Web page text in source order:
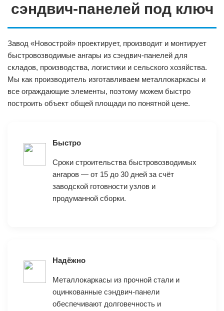
сэндвич‑панелей под ключ
Завод «Новострой» проектирует, производит и монтирует
быстровозводимые ангары из сэндвич‑панелей для
складов, производства, логистики и сельского хозяйства.
Мы как производитель изготавливаем металлокаркасы и
все ограждающие элементы, поэтому можем быстро
построить объект общей площади по понятной цене.
Быстро
Сроки строительства быстровозводимых
ангаров — от 15 до 30 дней за счёт
заводской готовности узлов и
продуманной сборки.
Надёжно
Металлокаркасы из прочной стали и
оцинкованные сэндвич‑панели
обеспечивают долговечность и